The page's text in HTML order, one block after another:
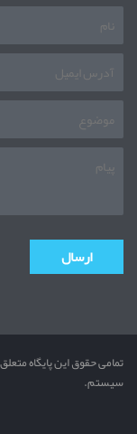
تمامی حقوق این پایگاه
سیستم.